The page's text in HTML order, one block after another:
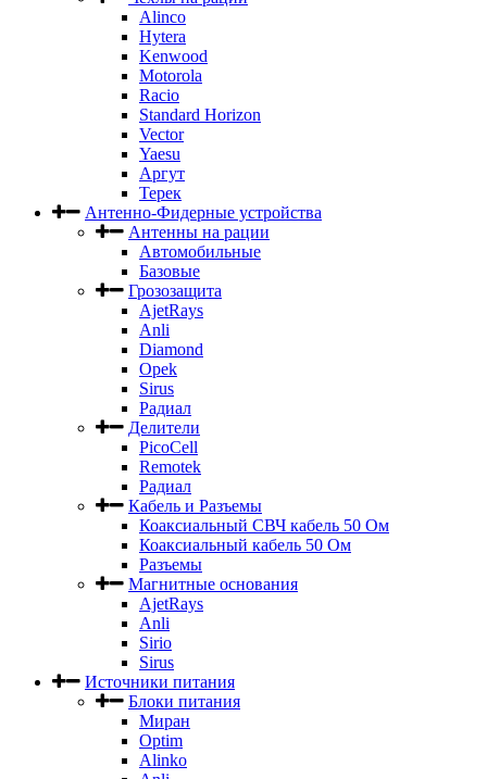
Alinco
Hytera
Kenwood
Motorola
Racio
Standard Horizon
Vector
Yaesu
Аргут
Терек
Антенно-Фидерные устройства
Антенны на рации
Автомобильные
Базовые
Грозозащита
AjetRays
Anli
Diamond
Opek
Sirus
Радиал
Делители
PicoCell
Remotek
Радиал
Кабель и Разъемы
Коаксиальный СВЧ кабель 50 Ом
Коаксиальный кабель 50 Ом
Разъемы
Магнитные основания
AjetRays
Anli
Sirio
Sirus
Источники питания
Блоки питания
Миран
Optim
Alinko